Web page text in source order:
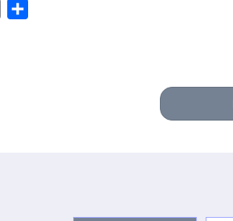
Copy